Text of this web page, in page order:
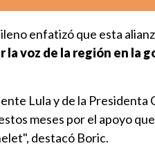
enfatizó que esta
voz de la región en la
Lula y de la Presidenta
meses por el apoyo
destacó Boric.